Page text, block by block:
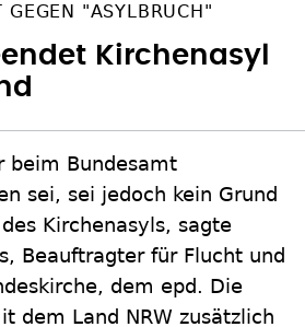
GEGEN "ASYLBRUCH"
Kirchenasyl
beim Bundesamt
sei, sei jedoch kein Grund
Kirchenasyls, sagte
Beauftragter für Flucht und
dem epd. Die
dem Land NRW zusätzlich